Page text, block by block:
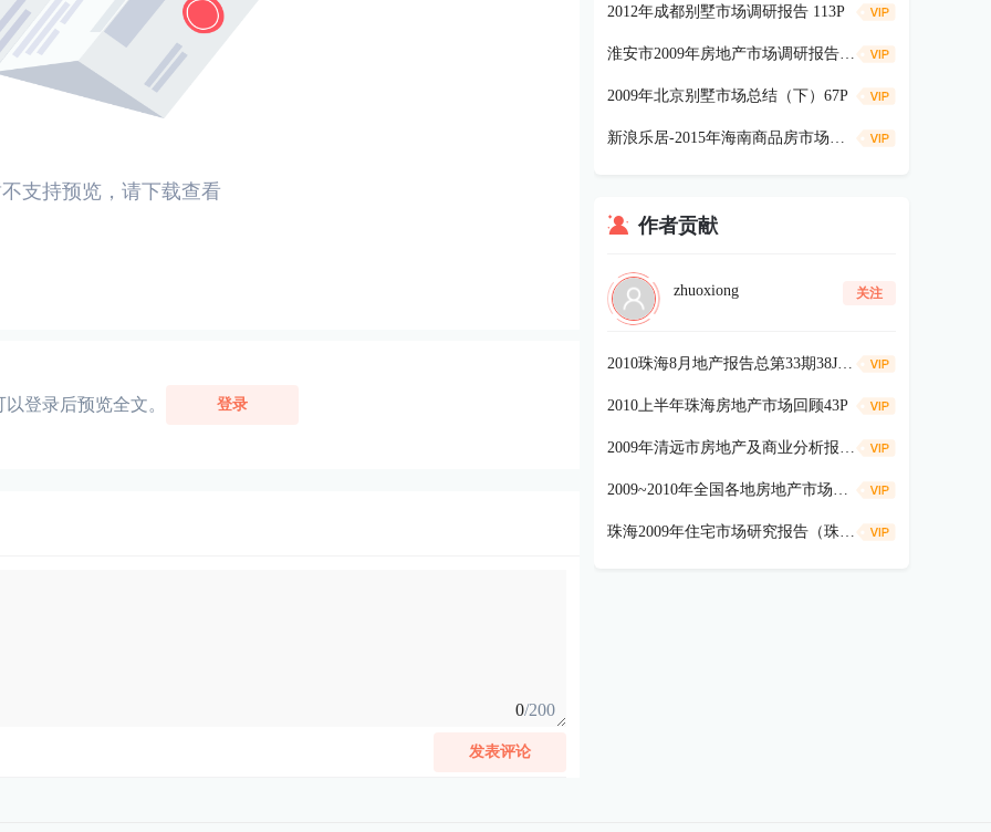
支持预览，请下载查看
登录后预览全文。 登录
0/200
发表评论
2012年成都别墅市场调研报告 113P
淮安市2009年房地产市场调研报告80P
2009年北京别墅市场总结（下）67P
新浪乐居-2015年海南商品房市场报告52p
作者贡献
zhuoxiong 关注
2010珠海8月地产报告总第33期38JPG
2010上半年珠海房地产市场回顾43P
2009年清远市房地产及商业分析报告61P
2009~2010年全国各地房地产市场分析报告汇总
珠海2009年住宅市场研究报告（珠海红馆）84P